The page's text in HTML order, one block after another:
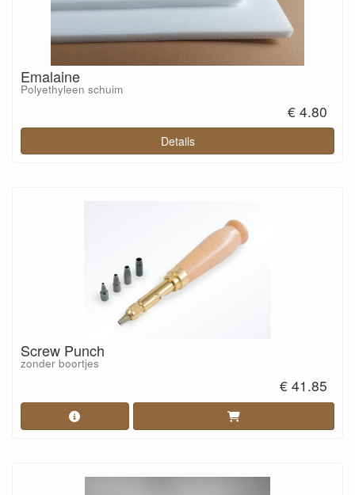
Emalaine
Polyethyleen schuim
€ 4.80
Details
Screw Punch
zonder boortjes
€ 41.85